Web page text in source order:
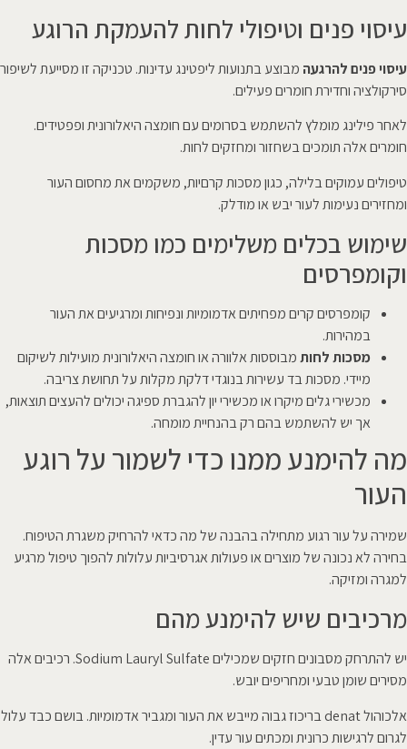
עיסוי פנים וטיפולי לחות להעמקת הרוגע
עיסוי פנים להרגעה מבוצע בתנועות ליפטינג עדינות. טכניקה זו מסייעת לשיפור
סירקולציה וחדירת חומרים פעילים.
לאחר פילינג מומלץ להשתמש בסרומים עם חומצה היאלורונית ופפטידים.
חומרים אלה תומכים בשחזור ומחזקים לחות.
טיפולים עמוקים בלילה, כגון מסכות קרםיות, משקמים את מחסום העור
ומחזירים נעימות לעור יבש או מודלק.
שימוש בכלים משלימים כמו מסכות
וקומפרסים
קומפרסים קרים מפחיתים אדמומיות ונפיחות ומרגיעים את העור
במהירות.
מסכות לחותמבוססות אלוורה או חומצה היאלורונית מועילות לשיקום
מיידי. מסכות בד עשירות בנוגדי דלקת מקלות על תחושת צריבה.
מכשירי גלים מיקרו או מכשירי יון להגברת ספיגה יכולים להעצים תוצאות,
אך יש להשתמש בהם רק בהנחיית מומחה.
מה להימנע ממנו כדי לשמור על רוגע
העור
שמירה על עור רגוע מתחילה בהבנה של מה כדאי להרחיק משגרת הטיפוח.
בחירה לא נכונה של מוצרים או פעולות אגרסיביות עלולות להפוך טיפול מרגיע
למגרה ומזיקה.
מרכיבים שיש להימנע מהם
יש להתרחק מסבונים חזקים שמכילים Sodium Lauryl Sulfate. רכיבים אלה
מסירים שומן טבעי ומחריפים יובש.
אלכוהול denat בריכוז גבוה מייבש את העור ומגביר אדמומיות. בושם כבד עלול
לגרום לרגישות כרונית ומכתים עור עדין.